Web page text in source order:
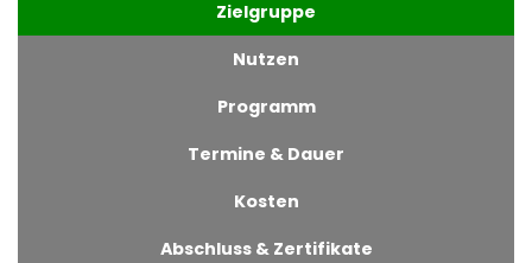
Zielgruppe
Nutzen
Programm
Termine & Dauer
Kosten
Abschluss & Zertifikate